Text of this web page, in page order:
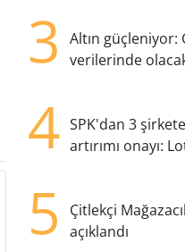
3
Altın güçleniyor:
verilerinde
4 SPK'dan 3
artırımı onayı:
5
Çitlekçi
açıklandı